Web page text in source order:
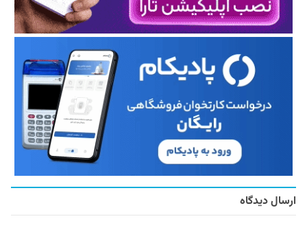
ارسال دیدگاه